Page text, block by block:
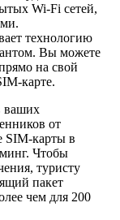
Wi-Fi сетей,
технологию
Вы можете
на свой
карте.
ваших
от
SIM-карты в
Чтобы
туристу
пакет
чем для 200